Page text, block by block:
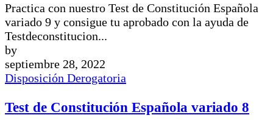
Practica con nuestro Test de Constitución Española
variado 9 y consigue tu aprobado con la ayuda de
Testdeconstitucion...
by
septiembre 28, 2022
Disposición Derogatoria
Test de Constitución Española variado 8